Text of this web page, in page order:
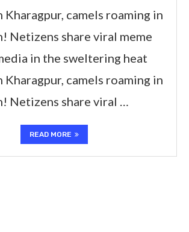
camels roaming in
Netizens share viral meme
in the sweltering heat
camels roaming in
Netizens share viral …
READ MORE